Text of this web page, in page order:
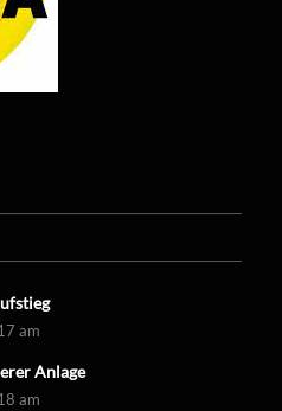
am
Anlage
am